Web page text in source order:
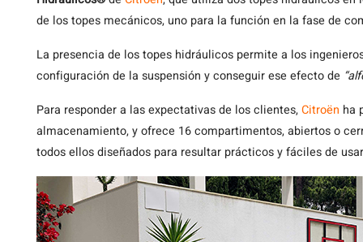
de los topes mecánicos, uno para la función en la fase de
La presencia de los topes hidráulicos permite a los
configuración de la suspensión y conseguir ese efecto de
Para responder a las expectativas de los clientes,Citroën ha
almacenamiento, y ofrece 16 compartimentos, abiertos o
todos ellos diseñados para resultar prácticos y fáciles de